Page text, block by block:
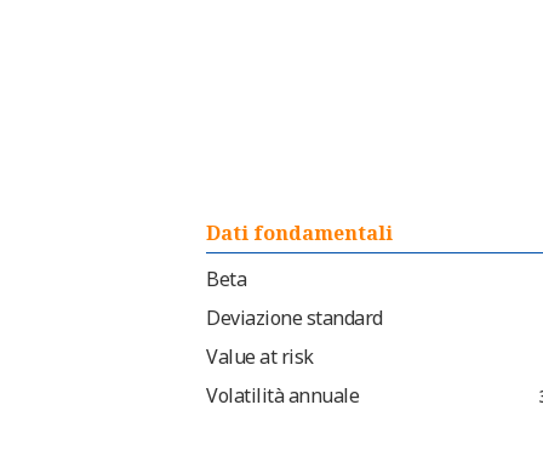
Dati fondamentali
Beta
Deviazione standard
Value at risk
Volatilità annuale